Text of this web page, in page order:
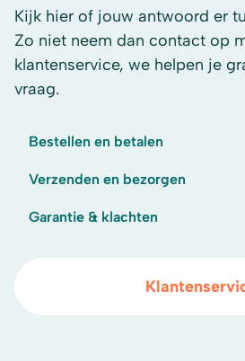
Kijk hier of jouw antwoord er
Zo niet neem dan contact op
klantenservice, we helpen je
vraag.
Bestellen en betalen
Verzenden en bezorgen
Garantie & klachten